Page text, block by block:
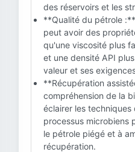
des réservoirs et les
**Qualité du pétrole
peut avoir des
qu'une viscosité plus
et une densité API
valeur et ses
**Récupération
compréhension de la
éclairer les techniques
processus microbiens
le pétrole piégé et à
récupération.